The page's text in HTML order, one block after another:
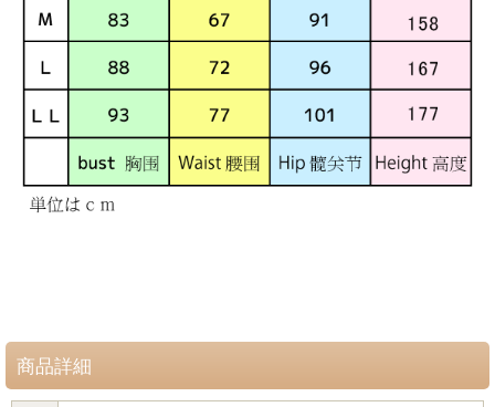
商品詳細